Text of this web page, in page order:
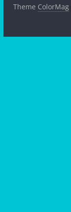
Theme ColorMag